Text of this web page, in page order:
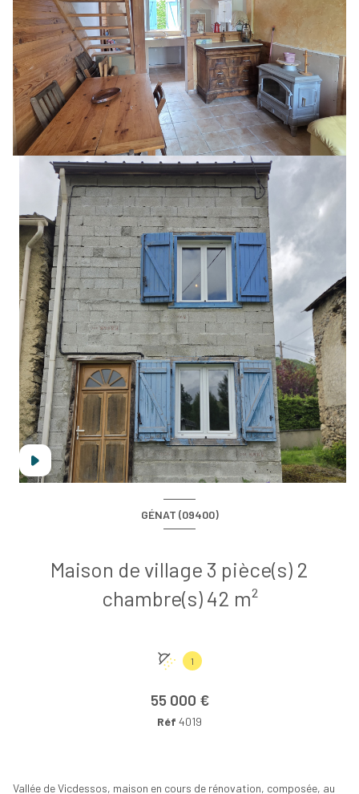
GÉNAT (09400)
Maison de village 3 pièce(s) 2
chambre(s) 42 m²
1
55 000 €
Réf 4019
Vallée de Vicdessos, maison en cours de rénovation, composée, au